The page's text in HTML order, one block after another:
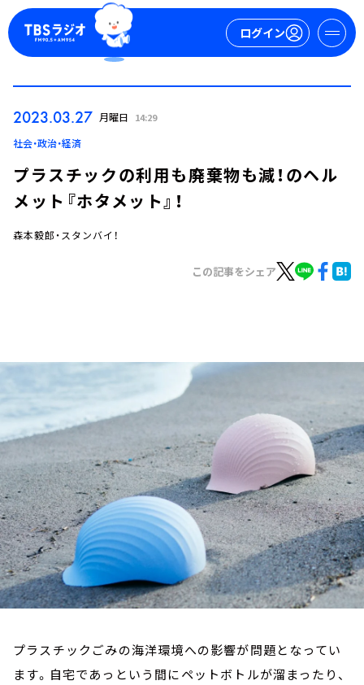
ログイン
お知らせ
イベント・グッズ
YouTube
会社情報
2023.03.27 月曜日 14:29
社会・政治・経済
プラスチックの利用も廃棄物も減！のヘル
メット『ホタメット』！
森本毅郎・スタンバイ！
この記事をシェア
プラスチックごみの海洋環境への影響が問題となってい
ます。自宅であっという間にペットボトルが溜まったり、